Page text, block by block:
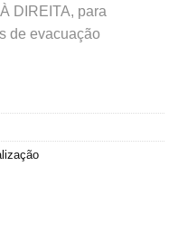
DIREITA, para
de evacuação